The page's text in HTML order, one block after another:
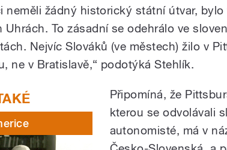
neměli žádný historický státní útvar,
Uhrách. To zásadní se odehrálo ve
Nejvíc Slováků (ve městech) žilo v
ne v Bratislavě,“ podotýká Stehlík.
Připomíná, že
kterou se odvolávali
autonomisté, má v